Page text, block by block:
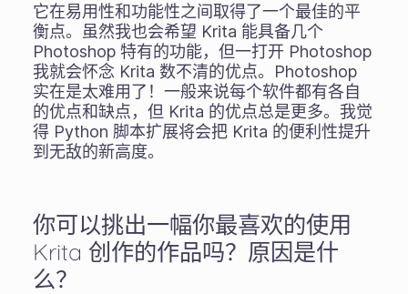
它在易用性和功能性之间取得了一个最佳的平
衡点。虽然我也会希望 Krita 能具备几个
Photoshop 特有的功能，但一打开 Photoshop
我就会怀念 Krita 数不清的优点。Photoshop
实在是太难用了！一般来说每个软件都有各自
的优点和缺点，但 Krita 的优点总是更多。我觉
得 Python 脚本扩展将会把 Krita 的便利性提升
到无敌的新高度。
你可以挑出一幅你最喜欢的使用
Krita 创作的作品吗？原因是什
么？